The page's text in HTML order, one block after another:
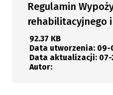
Regulamin
rehabilitacyjnego
92.37 KB
Data utworzenia: 09-
Data aktualizacji: 07-
Autor: